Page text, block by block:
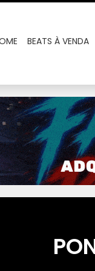
BEATS À VENDA